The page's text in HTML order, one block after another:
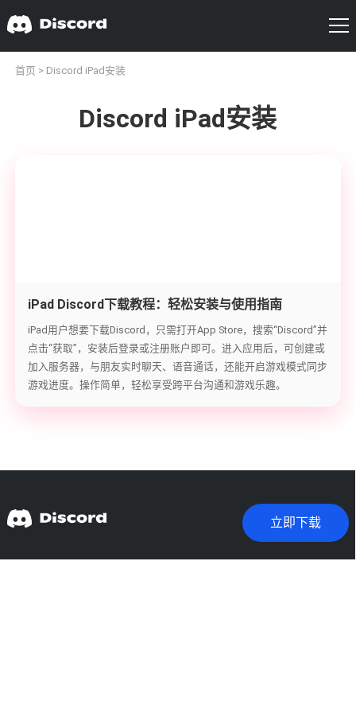
首页 > Discord iPad安装
Discord iPad安装
iPad Discord下载教程：轻松安装与使用指南
iPad用户想要下载Discord，只需打开App Store，搜索“Discord”并
点击“获取”，安装后登录或注册账户即可。进入应用后，可创建或
加入服务器，与朋友实时聊天、语音通话，还能开启游戏模式同步
游戏进度。操作简单，轻松享受跨平台沟通和游戏乐趣。
立即下载